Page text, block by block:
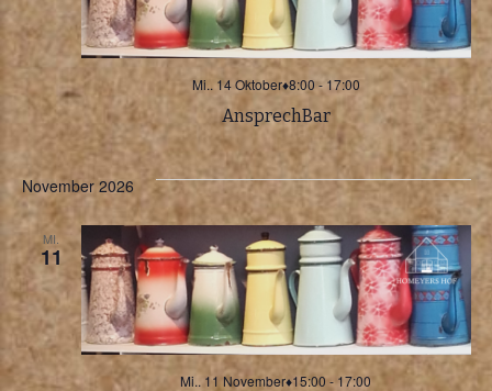
n
v
i
g
a
t
i
o
n
AnsprechBar
Mi.. 14 Oktober♦8:00- 17:00
November 2026
MI.
11
Mi.. 11 November♦15:00- 17:00